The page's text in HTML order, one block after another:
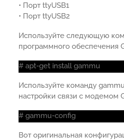
• Порт ttyUSB1
• Порт ttyUSB2
Используйте следующую
программного обеспечения
# apt-get install gammu
Используйте команду
настройки связи с модемом
# gammu-config
Вот оригинальная